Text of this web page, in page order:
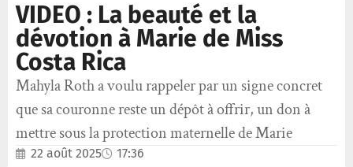
VIDEO : La beauté et la
dévotion à Marie de Miss
Costa Rica
Mahyla Roth a voulu rappeler par un signe concret
que sa couronne reste un dépôt à offrir, un don à
mettre sous la protection maternelle de Marie
22 août 2025 17:36